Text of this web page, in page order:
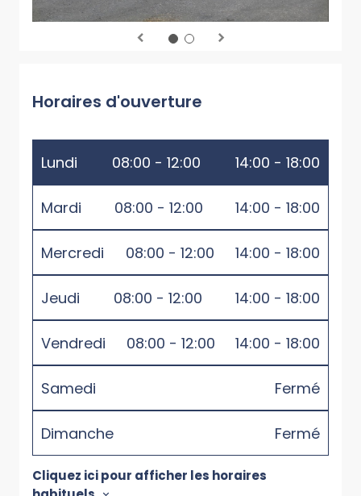
Horaires d'ouverture
Lundi 08:00 - 12:00 14:00 - 18:00
Mardi 08:00 - 12:00 14:00 - 18:00
Mercredi 08:00 - 12:00 14:00 - 18:00
Jeudi 08:00 - 12:00 14:00 - 18:00
Vendredi 08:00 - 12:00 14:00 - 18:00
Samedi Fermé
Dimanche Fermé
Cliquez ici pour afficher les horaires